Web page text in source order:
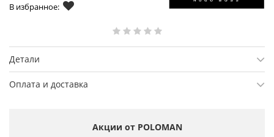
В избранное:
Детали
Оплата и доставка
Акции от POLOMAN